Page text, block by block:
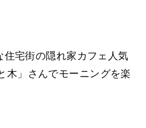
宅街の隠れ家カフェ人気
木」さんでモーニングを楽